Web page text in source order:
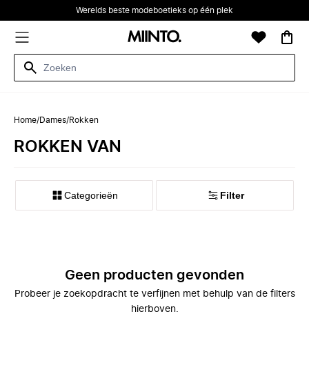
Werelds beste modeboetieks op één plek
Home/Dames/Rokken
ROKKEN VAN
Categorieën Filter
Geen producten gevonden
Probeer je zoekopdracht te verfijnen met behulp van de filters
hierboven.